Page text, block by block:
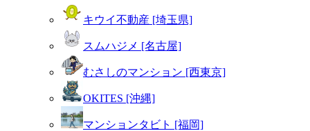
キウイ不動産 [埼玉県]
スムハジメ [名古屋]
むさしのマンション [西東京]
OKITES [沖縄]
マンションタビト [福岡]